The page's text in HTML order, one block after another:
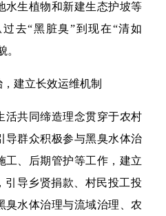
水生植物和新建生态护坡等
去“黑脏臭”到现在“清如
。
，建立长效运维机制
活共同缔造理念贯穿于农村
导群众积极参与黑臭水体治
工、后期管护等工作，建立
引导乡贤捐款、村民投工投
臭水体治理与流域治理、农